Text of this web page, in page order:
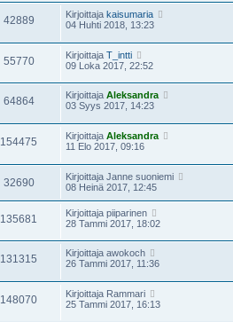
42889 Kirjoittaja kaisumaria
04 Huhti 2018, 13:23
55770 Kirjoittaja T_intti
09 Loka 2017, 22:52
64864 Kirjoittaja Aleksandra
03 Syys 2017, 14:23
154475 Kirjoittaja Aleksandra
11 Elo 2017, 09:16
32690 Kirjoittaja Janne suoniemi
08 Heinä 2017, 12:45
135681 Kirjoittaja piiparinen
28 Tammi 2017, 18:02
131315 Kirjoittaja awokoch
26 Tammi 2017, 11:36
148070 Kirjoittaja Rammari
25 Tammi 2017, 16:13